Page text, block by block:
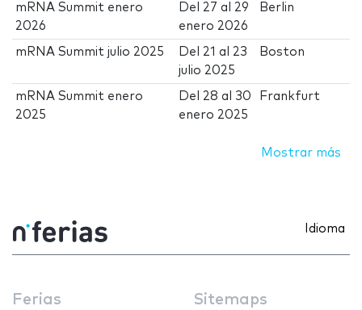
mRNA Summit enero
2026
Del 27 al 29
enero 2026
Berlin
mRNA Summit julio 2025 Del 21 al 23
julio 2025
Boston
mRNA Summit enero
2025
Del 28 al 30
enero 2025
Frankfurt
Mostrar más
Idioma
Ferias Sitemaps